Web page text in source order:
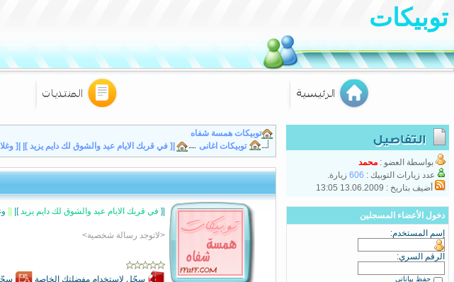
توبيكات
بواسطة العضو : محمد
عدد زيارات التوبيك : 606 زيارة.
أضيف بتاريخ : 13.06.2009 13:05
دخول الأعضاء المسجلين
إسم المستخدم:
الرقم السري:
حفظ بياناتي
توبيكات همسة شفاه
توبيكات اغانى
|[ في قربك الايام عيد والشوق لك دايم يزيد ]| |[
|[ في قربك الايام عيد والشوق لك دايم يزيد ]|
|[
<لاتوجد رسالة شخصية>
سجّل لإستخدام مفضلتك الخاصة